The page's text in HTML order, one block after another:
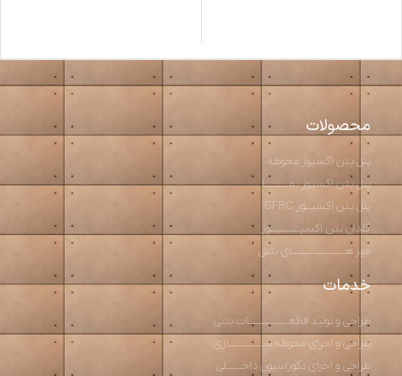
محصولات
پنل بتن اکسپوز محوطه
پنل بتن اکسپوز نمـــــــــا
پنل بتن اکسپــوز GFRC
گلدان بتن اکسپـــــــــــوز
میز هــــــــــــــــــــای بتنی
خدمات
طراحی و تولید قطعـــــــــــــــات بتنی
طراحی و اجرای محوطه ســـــــــــــازی
طراحی و اجرای دکوراسیون داخــــــلی